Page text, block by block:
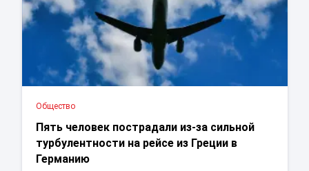
Общество
Пять человек пострадали из-за сильной
турбулентности на рейсе из Греции в
Германию